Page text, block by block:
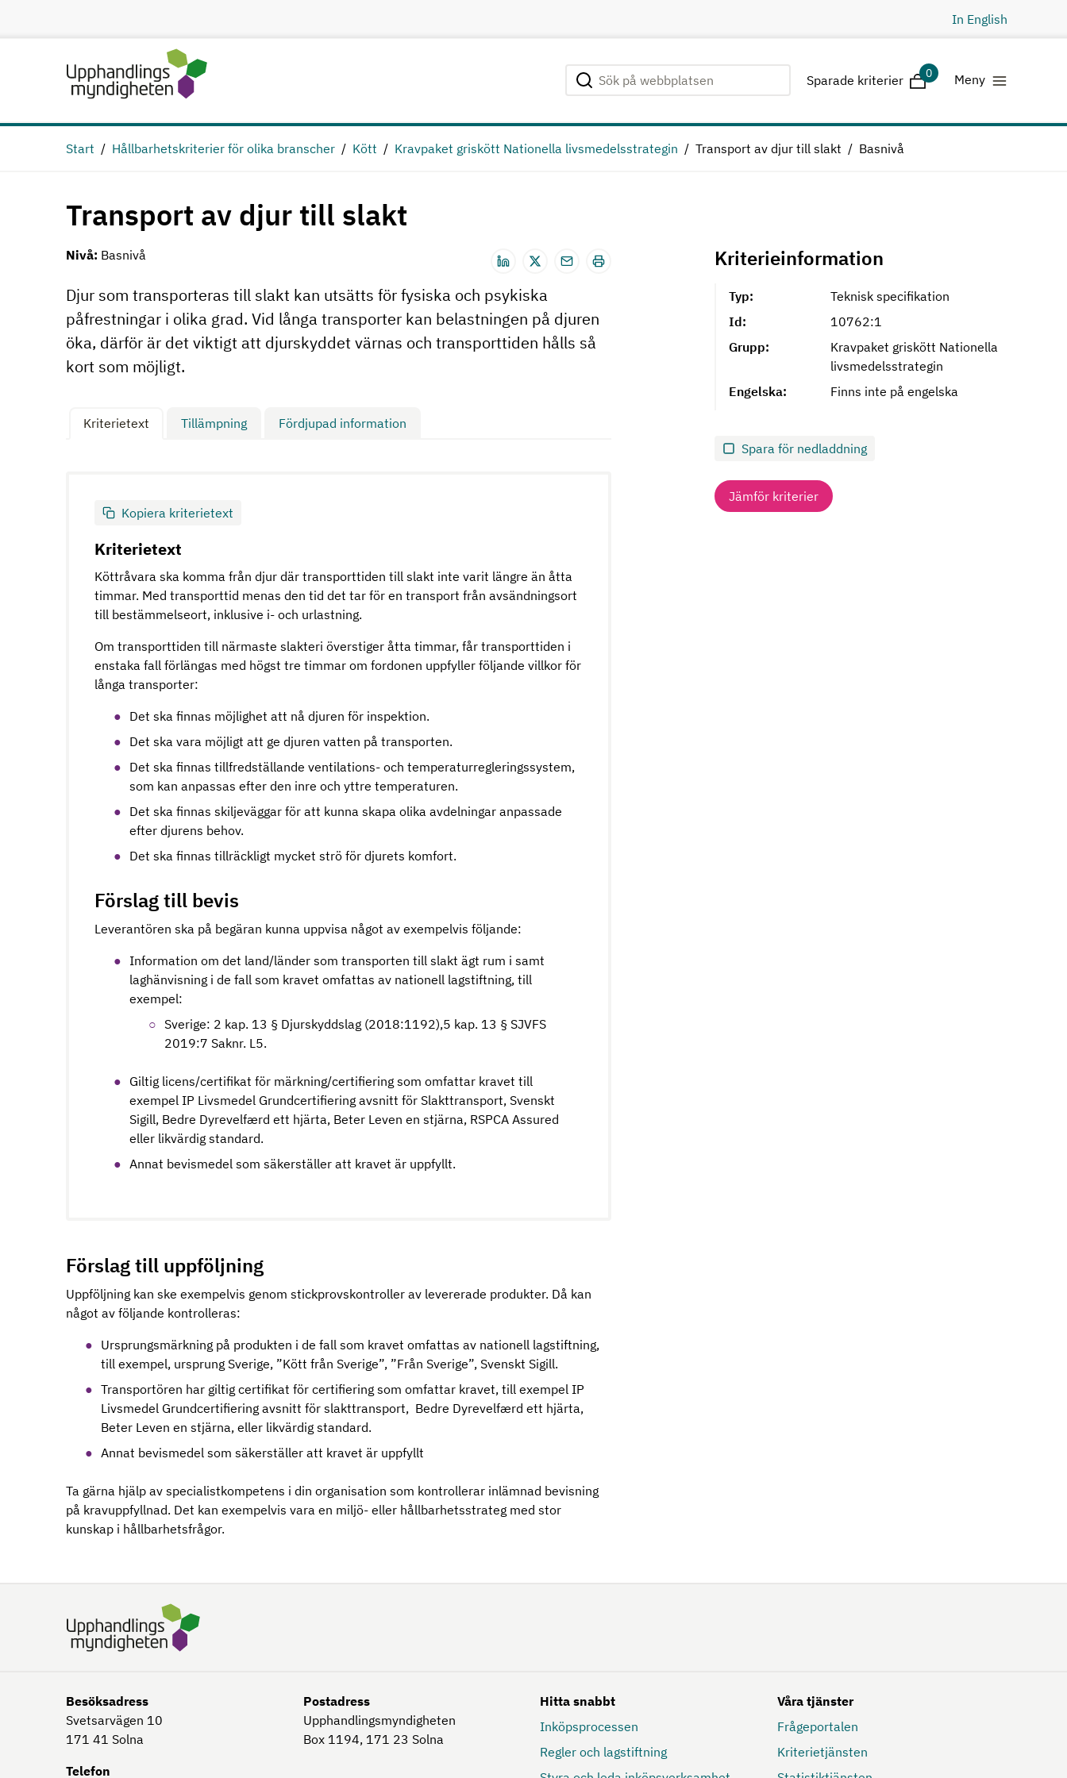
In English
Sök på webbplatsen
Genomför sökning Sparade kriterier
Sparade kriterier 0 Meny
Start Hållbarhetskriterier för olika branscher Kött Kravpaket griskött Nationella livsmedelsstrategin Transport av djur till slakt Basnivå
Transport av djur till slakt
Kriterieinformation
Typ:
Teknisk specifikation
Id:
10762:1
Grupp:
Kravpaket griskött Nationella
livsmedelsstrategin
Engelska:
Finns inte på engelska
Spara för nedladdning
Jämför kriterier
Nivå: Basnivå
Djur som transporteras till slakt kan utsätts för fysiska och psykiska
påfrestningar i olika grad. Vid långa transporter kan belastningen på djuren
öka, därför är det viktigt att djurskyddet värnas och transporttiden hålls så
kort som möjligt.
Kriterietext Tillämpning Fördjupad information
Kopiera kriterietext
Kriterietext
Köttråvara ska komma från djur där transporttiden till slakt inte varit längre än åtta
timmar. Med transporttid menas den tid det tar för en transport från avsändningsort
till bestämmelseort, inklusive i- och urlastning.
Om transporttiden till närmaste slakteri överstiger åtta timmar, får transporttiden i
enstaka fall förlängas med högst tre timmar om fordonen uppfyller följande villkor för
långa transporter:
Det ska finnas möjlighet att nå djuren för inspektion.
Det ska vara möjligt att ge djuren vatten på transporten.
Det ska finnas tillfredställande ventilations- och temperaturregleringssystem,
som kan anpassas efter den inre och yttre temperaturen.
Det ska finnas skiljeväggar för att kunna skapa olika avdelningar anpassade
efter djurens behov.
Det ska finnas tillräckligt mycket strö för djurets komfort.
Förslag till bevis
Leverantören ska på begäran kunna uppvisa något av exempelvis följande:
Information om det land/länder som transporten till slakt ägt rum i samt
laghänvisning i de fall som kravet omfattas av nationell lagstiftning, till
exempel:
Sverige: 2 kap. 13 § Djurskyddslag (2018:1192),5 kap. 13 § SJVFS
2019:7 Saknr. L5.
Giltig licens/certifikat för märkning/certifiering som omfattar kravet till
exempel IP Livsmedel Grundcertifiering avsnitt för Slakttransport, Svenskt
Sigill, Bedre Dyrevelfærd ett hjärta, Beter Leven en stjärna, RSPCA Assured
eller likvärdig standard.
Annat bevismedel som säkerställer att kravet är uppfyllt.
Förslag till uppföljning
Uppföljning kan ske exempelvis genom stickprovskontroller av levererade produkter. Då kan
något av följande kontrolleras:
Ursprungsmärkning på produkten i de fall som kravet omfattas av nationell lagstiftning,
till exempel, ursprung Sverige, ”Kött från Sverige”, ”Från Sverige”, Svenskt Sigill.
Transportören har giltig certifikat för certifiering som omfattar kravet, till exempel IP
Livsmedel Grundcertifiering avsnitt för slakttransport, Bedre Dyrevelfærd ett hjärta,
Beter Leven en stjärna, eller likvärdig standard.
Annat bevismedel som säkerställer att kravet är uppfyllt
Ta gärna hjälp av specialistkompetens i din organisation som kontrollerar inlämnad bevisning
på kravuppfyllnad. Det kan exempelvis vara en miljö- eller hållbarhetsstrateg med stor
kunskap i hållbarhetsfrågor.
Besöksadress
Svetsarvägen 10
171 41 Solna
Telefon
Postadress
Upphandlingsmyndigheten
Box 1194, 171 23 Solna
Hitta snabbt
Inköpsprocessen
Regler och lagstiftning
Våra tjänster
Frågeportalen
Kriterietjänsten